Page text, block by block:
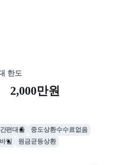
한도
2,000만원
간편대출
중도상환수수료없음
일 원금균등상환